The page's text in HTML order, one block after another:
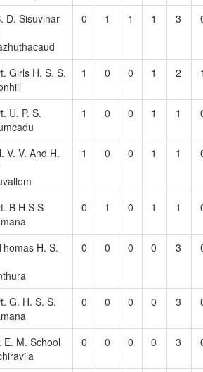
D. Sisuvihar
0 1 1 1 3
Girls H. S. S.
1 0 0 1 2
U. P. S.
1 0 0 1 1
V. V. And H.
1 0 0 1 1
B H S S
0 1 0 1 1
H. S.
0 0 0 0 3
G. H. S. S.
0 0 0 0 3
E. M. School
0 0 0 0 3